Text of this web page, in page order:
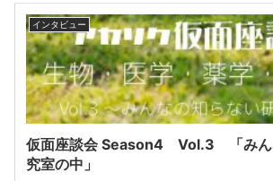
インタビュー
仮面座談会 Season4 Vol.3 「みん
究室の中」